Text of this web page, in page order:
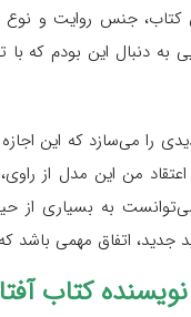
جنس روایت و نوع
دنبال این بودم که با
را می‌سازد که این
من این مدل از
به بسیاری از
جدید، اتفاق مهمی باشد
کتاب